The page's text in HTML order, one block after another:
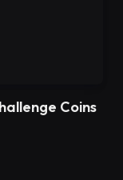
Coins